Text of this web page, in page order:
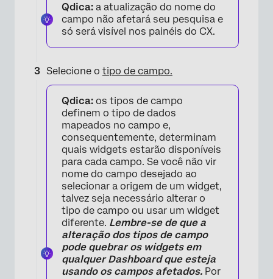
Qdica: a atualização do nome do
campo não afetará seu pesquisa e
só será visível nos painéis do CX.
Selecione o tipo de campo.
Qdica: os tipos de campo
definem o tipo de dados
mapeados no campo e,
consequentemente, determinam
quais widgets estarão disponíveis
para cada campo. Se você não vir
nome do campo desejado ao
selecionar a origem de um widget,
talvez seja necessário alterar o
tipo de campo ou usar um widget
diferente. Lembre-se de que a
alteração dos tipos de campo
pode quebrar os widgets em
qualquer Dashboard que esteja
usando os campos afetados. Por